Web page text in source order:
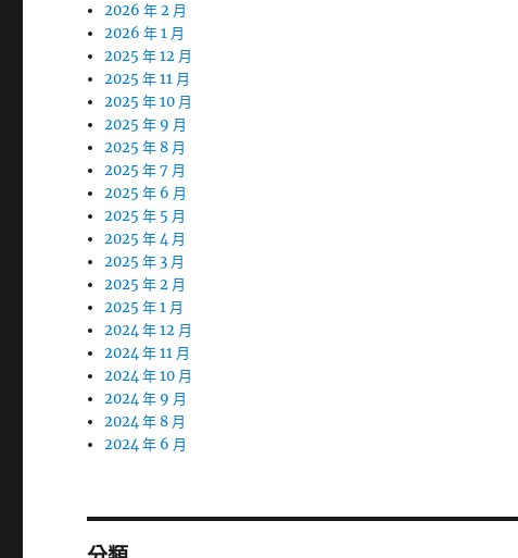
2026 年 2 月
2026 年 1 月
2025 年 12 月
2025 年 11 月
2025 年 10 月
2025 年 9 月
2025 年 8 月
2025 年 7 月
2025 年 6 月
2025 年 5 月
2025 年 4 月
2025 年 3 月
2025 年 2 月
2025 年 1 月
2024 年 12 月
2024 年 11 月
2024 年 10 月
2024 年 9 月
2024 年 8 月
2024 年 6 月